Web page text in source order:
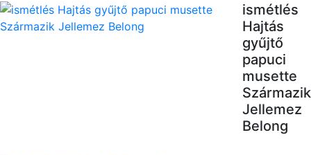
ismétlés
Hajtás
gyűjtő
papuci
musette
Származik
Jellemez
Belong